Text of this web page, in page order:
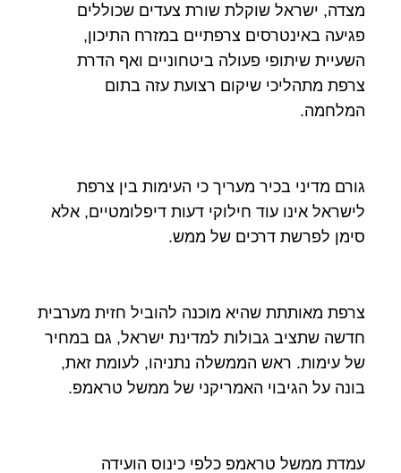
מצדה, ישראל שוקלת שורת צעדים שכוללים
פגיעה באינטרסים צרפתיים במזרח התיכון,
השעיית שיתופי פעולה ביטחוניים ואף הדרת
צרפת מתהליכי שיקום רצועת עזה בתום
המלחמה.
גורם מדיני בכיר מעריך כי העימות בין צרפת
לישראל אינו עוד חילוקי דעות דיפלומטיים, אלא
סימן לפרשת דרכים של ממש.
צרפת מאותתת שהיא מוכנה להוביל חזית מערבית
חדשה שתציב גבולות למדינת ישראל, גם במחיר
של עימות. ראש הממשלה נתניהו, לעומת זאת,
בונה על הגיבוי האמריקני של ממשל טראמפ.
עמדת ממשל טראמפ כלפי כינוס הועידה